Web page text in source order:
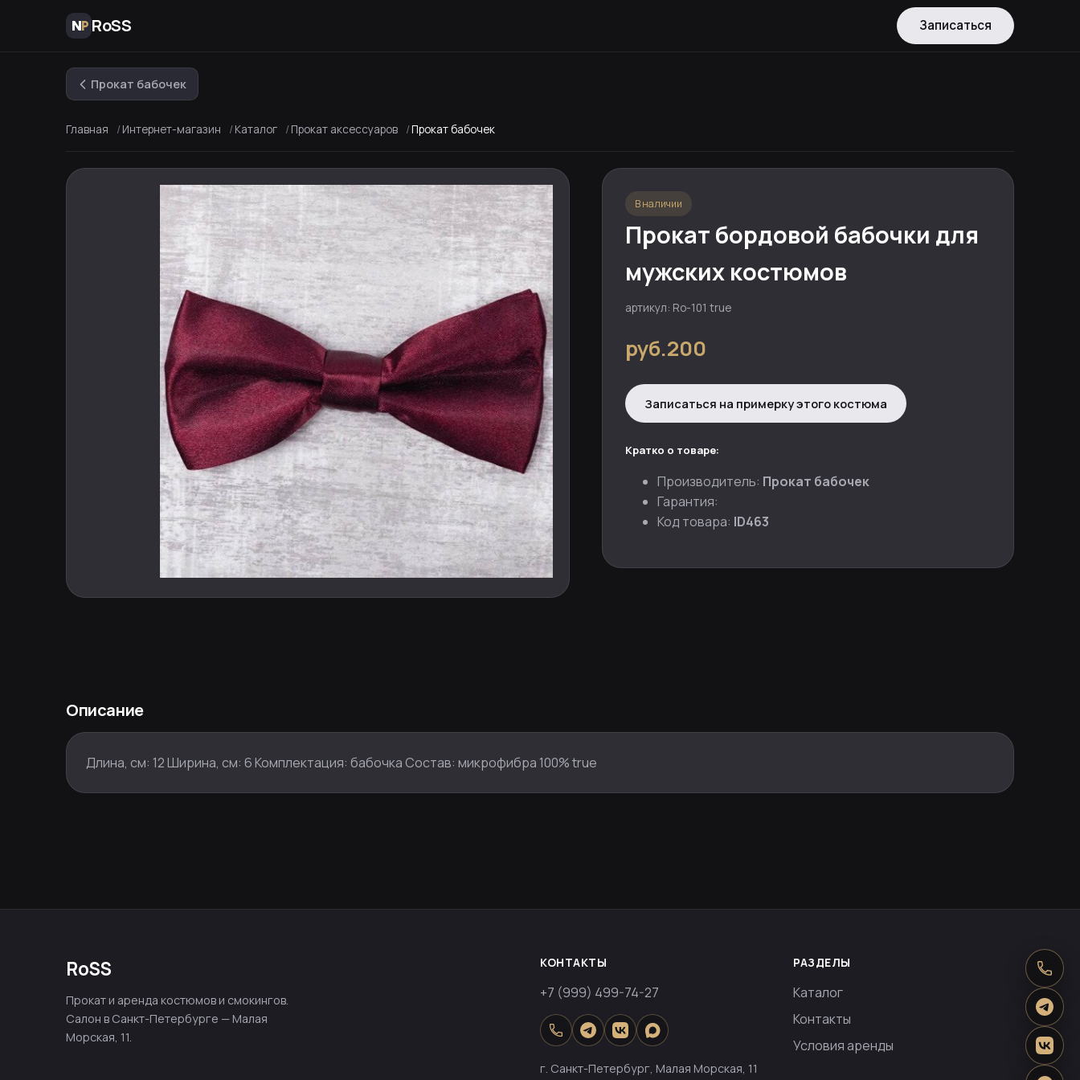
RoSS Записаться
Прокат бабочек
Главная Интернет-магазин Каталог Прокат аксессуаров Прокат бабочек
В наличии
Прокат бордовой бабочки для
мужских костюмов
артикул: Ro-101 true
руб.200
Записаться на примерку этого костюма
Кратко о товаре:
Производитель: Прокат бабочек
Гарантия:
Код товара: ID463
Описание
Длина, см: 12 Ширина, см: 6 Комплектация: бабочка Состав: микрофибра 100% true
RoSS
Прокат и аренда костюмов и смокингов.
Салон в Санкт-Петербурге — Малая
Морская, 11.
КОНТАКТЫ
+7 (999) 499-74-27
г. Санкт-Петербург, Малая Морская, 11
РАЗДЕЛЫ
Каталог
Контакты
Условия аренды